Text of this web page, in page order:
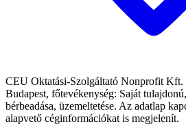
CEU Oktatási-Szolgáltató Nonprofit Kft.
Budapest, főtevékenység: Saját
bérbeadása, üzemeltetése. Az adatlap
alapvető céginformációkat is megjelenít.